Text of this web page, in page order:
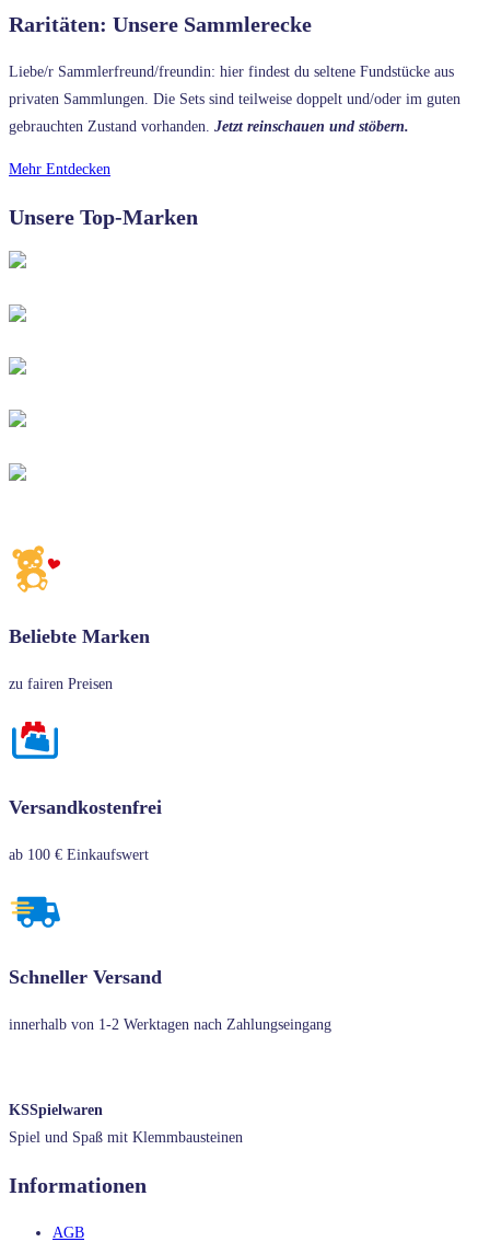
Raritäten: Unsere Sammlerecke
Liebe/r Sammlerfreund/freundin: hier findest du seltene Fundstücke aus
privaten Sammlungen. Die Sets sind teilweise doppelt und/oder im guten
gebrauchten Zustand vorhanden. Jetzt reinschauen und stöbern.
Mehr Entdecken
Unsere Top-Marken
Beliebte Marken
zu fairen Preisen
Versandkostenfrei
ab 100 € Einkaufswert
Schneller Versand
innerhalb von 1-2 Werktagen nach Zahlungseingang
KSSpielwaren
Spiel und Spaß mit Klemmbausteinen
Informationen
AGB